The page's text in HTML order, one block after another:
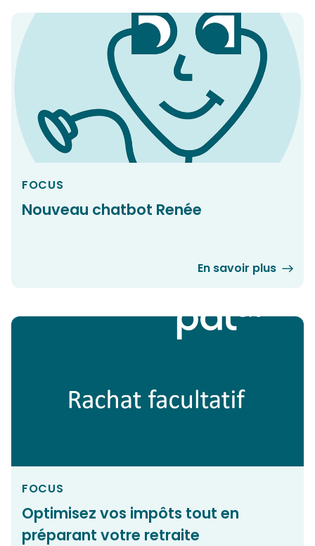
FOCUS
Nouveau chatbot Renée
En savoir plus
FOCUS
Optimisez vos impôts tout en
préparant votre retraite